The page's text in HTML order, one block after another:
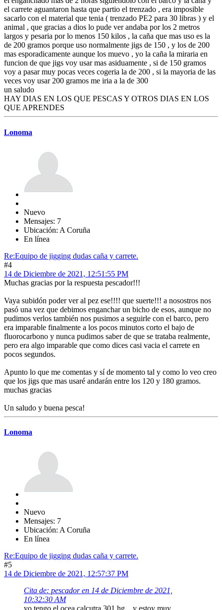
el carrete aguantaron hasta que partio el trenzado , era imposible
sacarlo con el material que tenia ( trenzado PE2 para 30 libras ) y el
animal , que gracias a dios lo pude ver andaba por los 2 metros
largos y pesaria por lo menos 150 kilos , la caña que mas uso es la
de 200 gramos porque uso normalmente jigs de 150 , y los de 200
mas esporadicamente aunque los muevo , yo la caña la miraria en
funcion de que jigs voy usar mas asiduamente , si de 150 gramos
voy a pasar muy pocas veces cogeria la de 200 , si la mayoria de las
veces voy usar 200 gramos me iria a la de 300
un saludo
HAY DIAS EN LOS QUE PESCAS Y OTROS DIAS EN LOS
QUE APRENDES
Lonoma
Nuevo
Mensajes: 7
Ubicación: A Coruña
En línea
Re:Equipo de jigging dudas caña y carrete.
#4
14 de Diciembre de 2021, 12:51:55 PM
Muchas gracias por la respuesta pescador!!!
Vaya subidón poder ver al pez ese!!!! que suerte!!! a nosostros nos
pasó una vez que debimos enganchar un bicho de esos, aunque no
pudimos verlos también nos pusimos a seguirle con el barco, pero
era imparable finalmente a los pocos minutos corto el bajo de
fluorocarbono y nunca pudimos saber de que se trataba realmente,
pero era algo imparable que como dices casi vacia el carrete en
pocos segundos.
Apunto lo que me comentas y sí de momento tal y como lo veo creo
que los jigs que mas usaré andarán entre los 120 y 180 gramos.
muchas gracias
Un saludo y buena pesca!
Lonoma
Nuevo
Mensajes: 7
Ubicación: A Coruña
En línea
Re:Equipo de jigging dudas caña y carrete.
#5
14 de Diciembre de 2021, 12:57:37 PM
Cita de: pescador en 14 de Diciembre de 2021,
10:32:30 AM